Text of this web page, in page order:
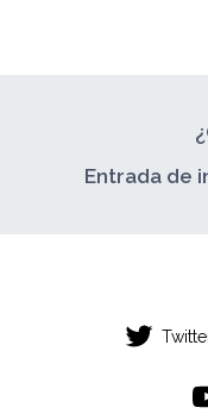
Entrada de